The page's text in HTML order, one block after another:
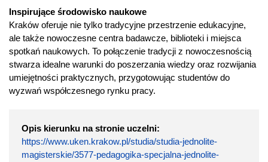
Inspirujące środowisko naukowe
Kraków oferuje nie tylko tradycyjne przestrzenie edukacyjne,
ale także nowoczesne centra badawcze, biblioteki i miejsca
spotkań naukowych. To połączenie tradycji z nowoczesnością
stwarza idealne warunki do poszerzania wiedzy oraz rozwijania
umiejętności praktycznych, przygotowując studentów do
wyzwań współczesnego rynku pracy.
Opis kierunku na stronie uczelni:
https://www.uken.krakow.pl/studia/studia-jednolite-
magisterskie/3577-pedagogika-specjalna-jednolite-